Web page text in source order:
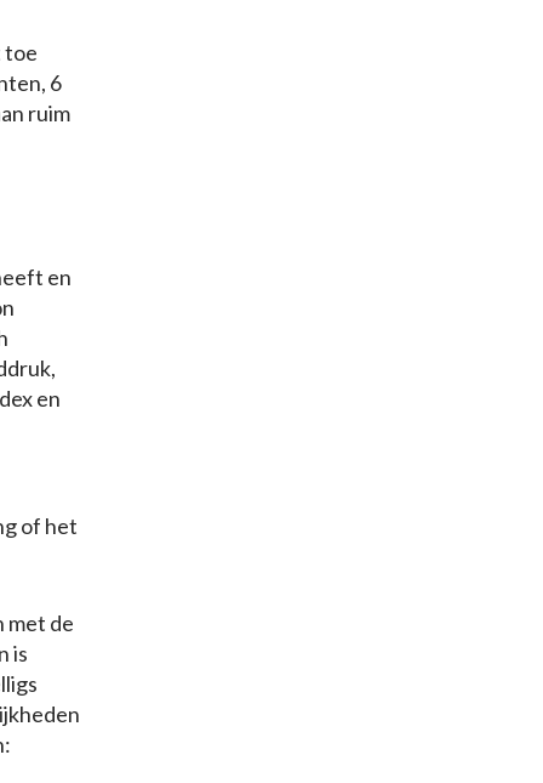
toe
6
ruim
en
en
of het
met de
is